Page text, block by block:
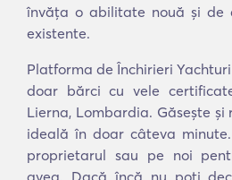
învăța o abilitate nouă și de
existente.
Platforma de Închirieri
doar bărci cu vele
Lierna, Lombardia. Găsește
ideală în doar câteva
proprietarul sau pe noi
avea. Dacă încă nu poți